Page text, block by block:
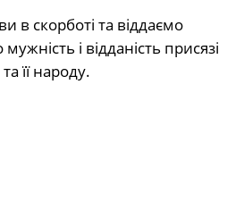
в скорботі та віддаємо
і відданість присязі
її народу.